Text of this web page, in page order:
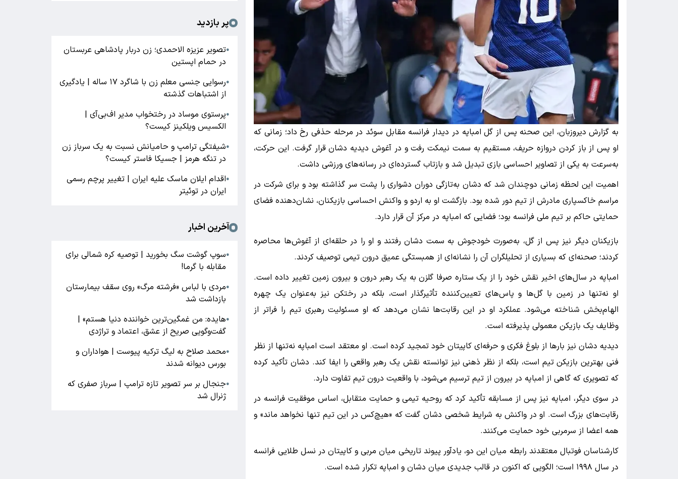
به گزارش دیروزبان، این صحنه پس از گل امباپه در دیدار فرانسه مقابل سوئد در مرحله حذفی رخ داد؛ زمانی که
او پس از باز کردن دروازه حریف، مستقیم به سمت نیمکت رفت و در آغوش دیدیه دشان قرار گرفت. این حرکت،
به‌سرعت به یکی از تصاویر احساسی بازی تبدیل شد و بازتاب گسترده‌ای در رسانه‌های ورزشی داشت.
اهمیت این لحظه زمانی دوچندان شد که دشان به‌تازگی دوران دشواری را پشت سر گذاشته بود و برای شرکت در
مراسم خاکسپاری مادرش از تیم دور شده بود. بازگشت او به اردو و واکنش احساسی بازیکنان، نشان‌دهنده فضای
حمایتی حاکم بر تیم ملی فرانسه بود؛ فضایی که امباپه در مرکز آن قرار دارد.
بازیکنان دیگر نیز پس از گل، به‌صورت خودجوش به سمت دشان رفتند و او را در حلقه‌ای از آغوش‌ها محاصره
کردند؛ صحنه‌ای که بسیاری از تحلیلگران آن را نشانه‌ای از همبستگی عمیق درون تیمی توصیف کردند.
امباپه در سال‌های اخیر نقش خود را از یک ستاره صرفا گلزن به یک رهبر درون و بیرون زمین تغییر داده است.
او نه‌تنها در زمین با گل‌ها و پاس‌های تعیین‌کننده تأثیرگذار است، بلکه در رختکن نیز به‌عنوان یک چهره
الهام‌بخش شناخته می‌شود. عملکرد او در این رقابت‌ها نشان می‌دهد که او مسئولیت رهبری تیم را فراتر از
وظایف یک بازیکن معمولی پذیرفته است.
دیدیه دشان نیز بارها از بلوغ فکری و حرفه‌ای کاپیتان خود تمجید کرده است. او معتقد است امباپه نه‌تنها از نظر
فنی بهترین بازیکن تیم است، بلکه از نظر ذهنی نیز توانسته نقش یک رهبر واقعی را ایفا کند. دشان تأکید کرده
که تصویری که گاهی از امباپه در بیرون از تیم ترسیم می‌شود، با واقعیت درون تیم تفاوت دارد.
در سوی دیگر، امباپه نیز پس از مسابقه تأکید کرد که روحیه تیمی و حمایت متقابل، اساس موفقیت فرانسه در
رقابت‌های بزرگ است. او در واکنش به شرایط شخصی دشان گفت که «هیچ‌کس در این تیم تنها نخواهد ماند» و
همه اعضا از سرمربی خود حمایت می‌کنند.
کارشناسان فوتبال معتقدند رابطه میان این دو، یادآور پیوند تاریخی میان مربی و کاپیتان در نسل طلایی فرانسه
در سال ۱۹۹۸ است؛ الگویی که اکنون در قالب جدیدی میان دشان و امباپه تکرار شده است.
پر بازدید
●تصویر عزیزه الاحمدی؛ زن دربار پادشاهی عربستان
در حمام اپستین
●
رسوایی جنسی معلم زن با شاگرد ۱۷ ساله | یادگیری
از اشتباهات گذشته
●پرستوی موساد در رختخواب مدیر اف‌بی‌آی |
الکسیس ویلکینز کیست؟
●شیفتگی ترامپ و حامیانش نسبت به یک سرباز زن
در تنگه هرمز | جسیکا فاستر کیست؟
●اقدام ایلان ماسک علیه ایران | تغییر پرچم رسمی
ایران در توئیتر
آخرین اخبار
●سوپ گوشت سگ بخورید | توصیه کره شمالی برای
مقابله با گرما!
●مردی با لباس «فرشته مرگ» روی سقف بیمارستان
بازداشت شد
●هایده: من غمگین‌ترین خواننده دنیا هستم» |
گفت‌وگویی صریح از عشق، اعتماد و تراژدی
●محمد صلاح به لیگ ترکیه پیوست | هواداران و
بورس دیوانه شدند
●جنجال بر سر تصویر تازه ترامپ | سرباز صفری که
ژنرال شد